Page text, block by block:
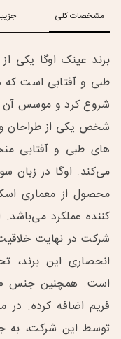
مشخصات کلی
برند عینک اوگا یکی
شروع کرد و موسس آن
شخص یکی از طراحان
های طبی و آفتابی
می‌کند. اوگا در
محصول از معماری
کننده عملکرد
شرکت در نهایت
انحصاری این برند،
فریم اضافه کرده. در
توسط این شرکت، به